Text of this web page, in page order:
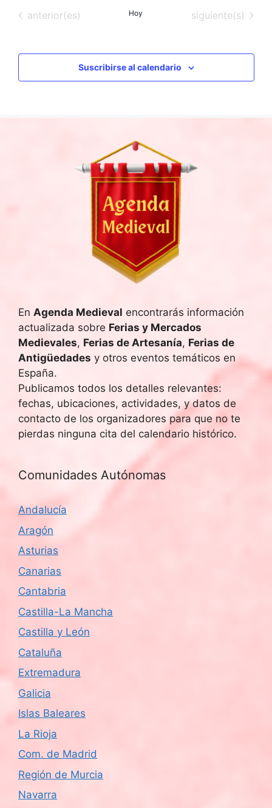
l
c
i
Eventos
anterior(es) Hoy Eventos
siguiente(s)
Suscribirse al calendario
En Agenda Medieval encontrarás información
actualizada sobre Ferias y Mercados
Medievales, Ferias de Artesanía, Ferias de
Antigüedades y otros eventos temáticos en
España.
Publicamos todos los detalles relevantes:
fechas, ubicaciones, actividades, y datos de
contacto de los organizadores para que no te
pierdas ninguna cita del calendario histórico.
Comunidades Autónomas
Andalucía
Aragón
Asturias
Canarias
Cantabria
Castilla-La Mancha
Castilla y León
Cataluña
Extremadura
Galicia
Islas Baleares
La Rioja
Com. de Madrid
Región de Murcia
Navarra